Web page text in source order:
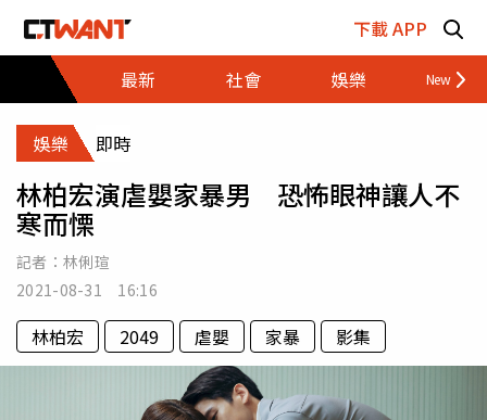
下載 APP
最新
社會 娛樂 財經
娛樂 即時
林柏宏演虐嬰家暴男 恐怖眼神讓人不
寒而慄
記者： 林俐瑄
2021-08-31 16:16
林柏宏 2049 虐嬰 家暴 影集